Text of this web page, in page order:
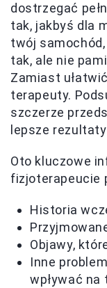
dostrzegać
tak, jakbyś dla
twój samochód,
tak, ale nie
Zamiast
terapeuty.
szczerze
lepsze
Oto kluczowe
fizjoterapeucie
Historia
Objawy,
Inne
wpływać na